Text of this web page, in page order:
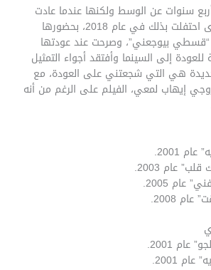
سنوات عن الوسط ولكنها عندما عادت
للساحة الفنية مرة أخرى احتفلت بذلك في عام 2018، بحضورها
“قسطي بيوجعني”، وصرحت عند عودتها
إلى السينما وأفتقد أجواء التمثيل
هي التي شجعتني على العودة، مع
إيهاب لمعي، الفيلم على الرغم من أنه
2001.
عام 2003.
عام 2005.
2008.
عام 2001.
2001.